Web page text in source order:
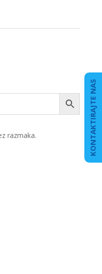
razmaka. KONTAKTIRAJTE NAS